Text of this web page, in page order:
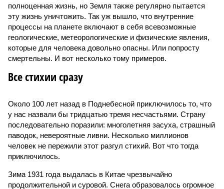
полноценная жизнь, но Земля также регулярно пытается
эту жизнь уничтожить. Так уж вышло, что внутренние
процессы на планете включают в себя всевозможные
геологические, метеорологические и физические явления,
которые для человека довольно опасны. Или попросту
смертельны. И вот несколько тому примеров.
Все стихии сразу
Около 100 лет назад в Поднебесной приключилось то, что
у нас назвали бы тридцатью тремя несчастьями. Страну
последовательно поразили: многолетняя засуха, страшный
паводок, невероятные ливни. Несколько миллионов
человек не пережили этот разгул стихий. Вот что тогда
приключилось.
Зима 1931 года выдалась в Китае чрезвычайно
продолжительной и суровой. Снега образовалось огромное